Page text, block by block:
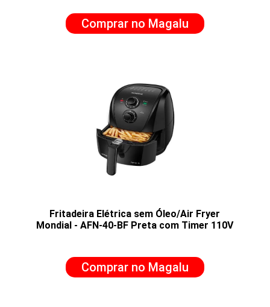
Comprar no Magalu
Fritadeira Elétrica sem Óleo/Air Fryer
Mondial - AFN-40-BF Preta com Timer 110V
Comprar no Magalu